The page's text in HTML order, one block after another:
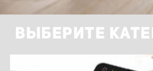
ВЫБЕРИТЕ